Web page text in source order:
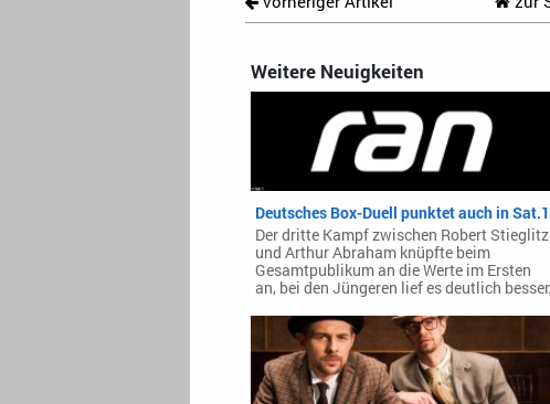
Weitere Neuigkeiten
Deutsches Box-Duell punktet auch in Sat.1
Der dritte Kampf zwischen Robert Stieglitz
und Arthur Abraham knüpfte beim
Gesamtpublikum an die Werte im Ersten
an, bei den Jüngeren lief es deutlich besser.